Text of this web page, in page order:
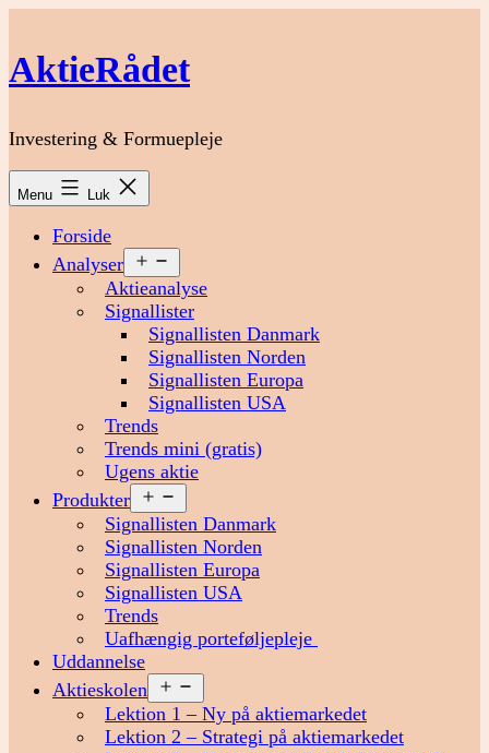
indhold
AktieRådet
Investering & Formuepleje
Menu Luk
Forside
Analyser
menu
Aktieanalyse
Signallister
Signallisten Danmark
Signallisten Norden
Signallisten Europa
Signallisten USA
Trends
Trends mini (gratis)
Ugens aktie
Produkter
menu
Signallisten Danmark
Signallisten Norden
Signallisten Europa
Signallisten USA
Trends
Uafhængig porteføljepleje
Uddannelse
Aktieskolen
menu
Lektion 1 – Ny på aktiemarkedet
Lektion 2 – Strategi på aktiemarkedet